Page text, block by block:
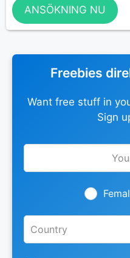
ANSÖKNING NU
Freebies
Want free stuff in
Sign
Leave